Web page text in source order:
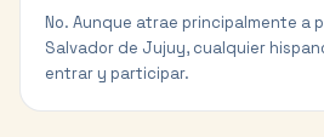
No. Aunque atrae principalmente a
Salvador de Jujuy, cualquier
entrar y participar.